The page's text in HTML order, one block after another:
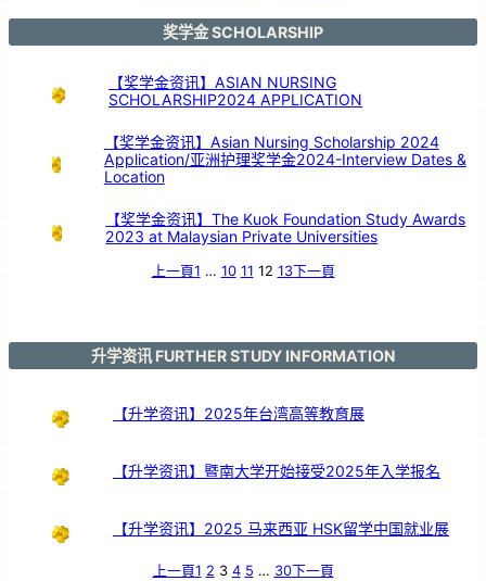
｜
高
奖学金 SCHOLARSHIP
【奖学金资讯】ASIAN NURSING
SCHOLARSHIP2024 APPLICATION
【奖学金资讯】Asian Nursing Scholarship 2024
Application/亚洲护理奖学金2024-Interview Dates &
Location
【奖学金资讯】The Kuok Foundation Study Awards
2023 at Malaysian Private Universities
上一頁1 … 10 11 12 13下一頁
升学资讯 FURTHER STUDY INFORMATION
【升学资讯】2025年台湾高等教育展
【升学资讯】暨南大学开始接受2025年入学报名
【升学资讯】2025 马来西亚 HSK留学中国就业展
上一頁1 2 3 4 5 … 30下一頁